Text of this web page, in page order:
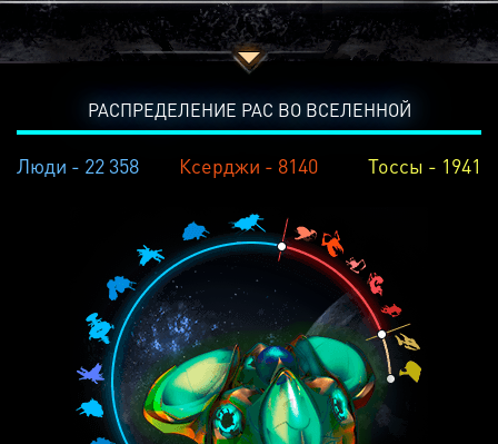
РАСПРЕДЕЛЕНИЕ РАС ВО ВСЕЛЕННОЙ
Люди - 22 358 Ксерджи - 8140 Тоссы - 1941